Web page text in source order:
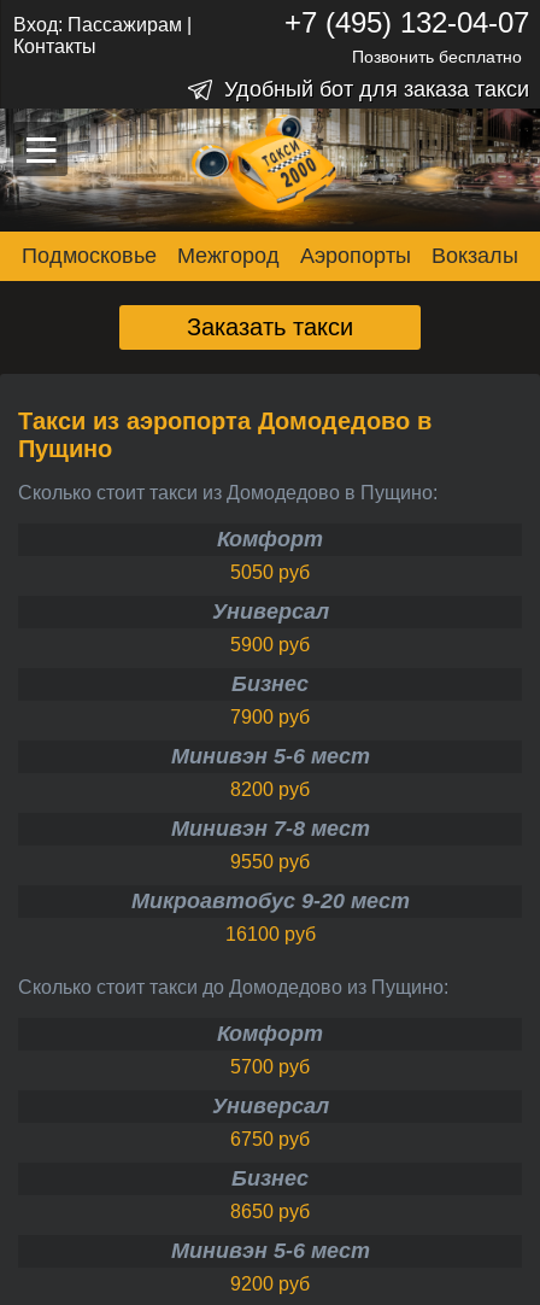
–
–
–
Вход: Пассажирам
Контакты
+7 (495) 132-04-07
Позвонить бесплатно
Удобный бот для заказа такси
Подмосковье Межгород Аэропорты Вокзалы
Заказать такси
Такси из аэропорта Домодедово в
Пущино
Сколько стоит такси из Домодедово в Пущино:
Комфорт
5050 руб
Универсал
5900 руб
Бизнес
7900 руб
Минивэн 5-6 мест
8200 руб
Минивэн 7-8 мест
9550 руб
Микроавтобус 9-20 мест
16100 руб
Сколько стоит такси до Домодедово из Пущино:
Комфорт
5700 руб
Универсал
6750 руб
Бизнес
8650 руб
Минивэн 5-6 мест
9200 руб